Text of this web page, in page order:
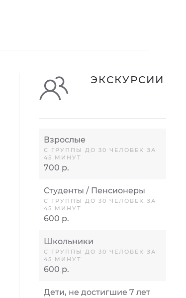
ЭКСКУРСИИ
Взрослые
С ГРУППЫ ДО 30 ЧЕЛОВЕК ЗА
45 МИНУТ
700 р.
Студенты / Пенсионеры
С ГРУППЫ ДО 30 ЧЕЛОВЕК ЗА
45 МИНУТ
600 р.
Школьники
С ГРУППЫ ДО 30 ЧЕЛОВЕК ЗА
45 МИНУТ
600 р.
Дети, не достигшие 7 лет